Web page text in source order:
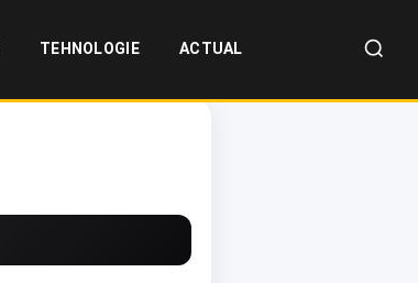
TEHNOLOGIE ACTUAL